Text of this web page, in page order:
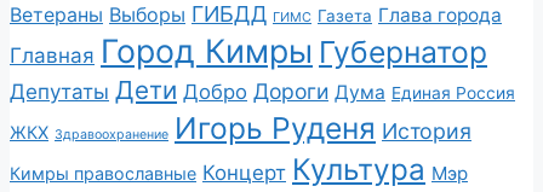
Ветераны Выборы ГИБДД ГИМС Газета Глава города
Главная Город Кимры Губернатор
Депутаты Дети Добро Дороги Дума Единая Россия
ЖКХ Здравоохранение Игорь Руденя История
Кимры православные Концерт Культура Мэр